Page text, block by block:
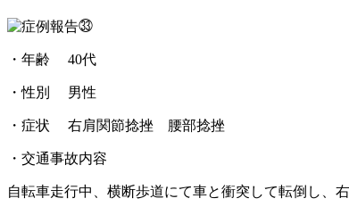
・年齢 40代
・性別 男性
・症状 右肩関節捻挫 腰部捻挫
・交通事故内容
自転車走行中、横断歩道にて車と衝突して転倒し、